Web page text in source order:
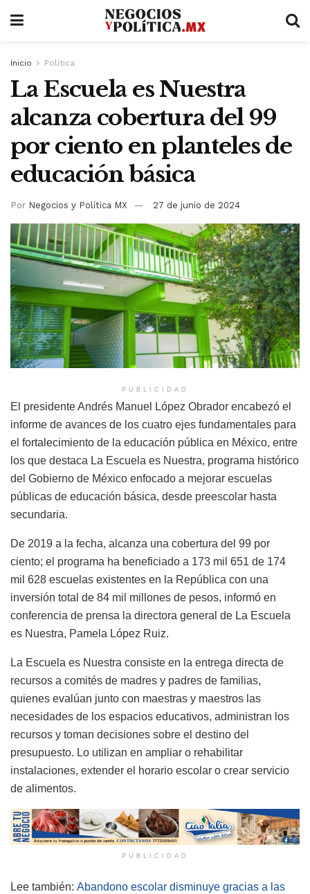
Inicio Política
La Escuela es Nuestra
alcanza cobertura del 99
por ciento en planteles de
educación básica
Por Negocios y Política MX 27 de junio de 2024
PUBLICIDAD
El presidente Andrés Manuel López Obrador encabezó el
informe de avances de los cuatro ejes fundamentales para
el fortalecimiento de la educación pública en México, entre
los que destaca La Escuela es Nuestra, programa histórico
del Gobierno de México enfocado a mejorar escuelas
públicas de educación básica, desde preescolar hasta
secundaria.
De 2019 a la fecha, alcanza una cobertura del 99 por
ciento; el programa ha beneficiado a 173 mil 651 de 174
mil 628 escuelas existentes en la República con una
inversión total de 84 mil millones de pesos, informó en
conferencia de prensa la directora general de La Escuela
es Nuestra, Pamela López Ruiz.
La Escuela es Nuestra consiste en la entrega directa de
recursos a comités de madres y padres de familias,
quienes evalúan junto con maestras y maestros las
necesidades de los espacios educativos, administran los
recursos y toman decisiones sobre el destino del
presupuesto. Lo utilizan en ampliar o rehabilitar
instalaciones, extender el horario escolar o crear servicio
de alimentos.
PUBLICIDAD
Lee también: Abandono escolar disminuye gracias a las